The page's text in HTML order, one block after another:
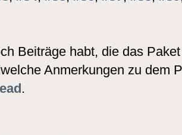
Beiträge habt, die das
Anmerkungen zu dem
.